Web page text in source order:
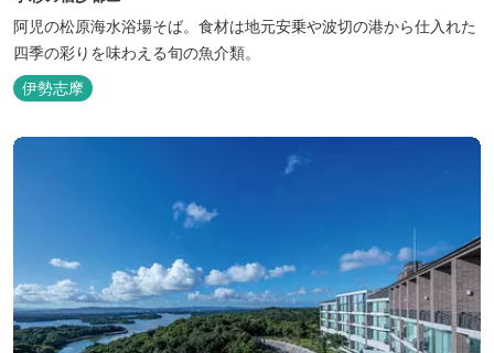
阿児の松原海水浴場そば。食材は地元安乗や波切の港から仕入れた
四季の彩りを味わえる旬の魚介類。
伊勢志摩